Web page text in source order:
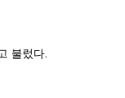
불렀다.